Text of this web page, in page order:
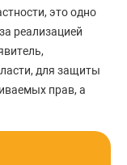
это одно
реализацией
для защиты
прав, а